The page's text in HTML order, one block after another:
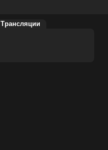
Трансляции